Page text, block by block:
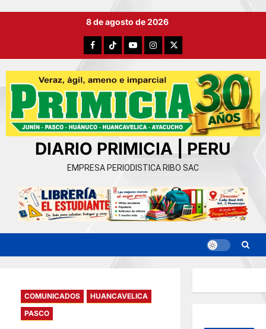
8 de agosto de 2026
FacebookTikTokYouTubeInstagram
X
DIARIO PRIMICIA | PERU
EMPRESA PERIODISTICA RIBO SAC
COMUNICADOS
HUANCAVELICA
PASCO